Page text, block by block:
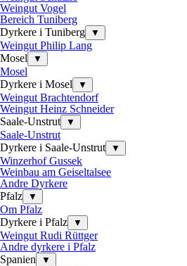
Weingut Vogel
Bereich Tuniberg
Dyrkere i Tuniberg
▼
Weingut Philip Lang
Mosel
▼
Mosel
Dyrkere i Mosel
▼
Weingut Brachtendorf
Weingut Heinz Schneider
Saale-Unstrut
▼
Saale-Unstrut
Dyrkere i Saale-Unstrut
▼
Winzerhof Gussek
Weinbau am Geiseltalsee
Andre Dyrkere
Pfalz
▼
Om Pfalz
Dyrkere i Pfalz
▼
Weingut Rudi Rüttger
Andre dyrkere i Pfalz
Spanien
▼